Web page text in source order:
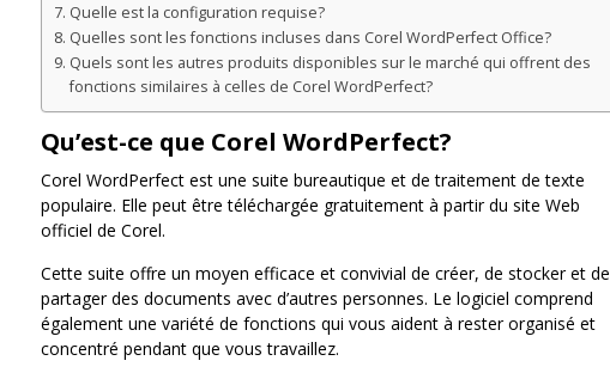
Quelle est la configuration requise?
Quelles sont les fonctions incluses dans Corel WordPerfect Office?
Quels sont les autres produits disponibles sur le marché qui offrent des
fonctions similaires à celles de Corel WordPerfect?
Qu’est-ce que Corel WordPerfect?
Corel WordPerfect est une suite bureautique et de traitement de texte
populaire. Elle peut être téléchargée gratuitement à partir du site Web
officiel de Corel.
Cette suite offre un moyen efficace et convivial de créer, de stocker et de
partager des documents avec d’autres personnes. Le logiciel comprend
également une variété de fonctions qui vous aident à rester organisé et
concentré pendant que vous travaillez.